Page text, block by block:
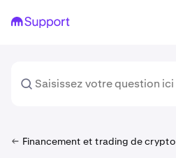
Financement et trading de crypto